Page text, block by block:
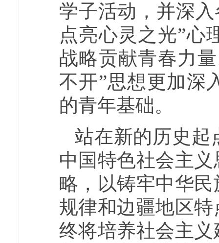
学子活动，并深
点亮心灵之光”心
战略贡献青春力
不开”思想更加深
的青年基础。
站在新的历史起
中国特色社会主
略，以铸牢中华
规律和边疆地区
终将培养社会主